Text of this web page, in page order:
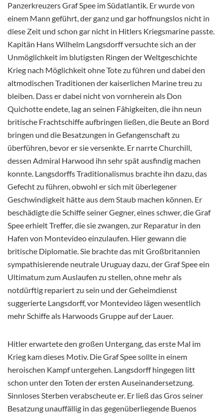
Panzerkreuzers Graf Spee im Südatlantik. Er wurde von
einem Mann geführt, der ganz und gar hoffnungslos nicht in
diese Zeit und schon gar nicht in Hitlers Kriegsmarine passte.
Kapitän Hans Wilhelm Langsdorff versuchte sich an der
Unmöglichkeit im blutigsten Ringen der Weltgeschichte
Krieg nach Möglichkeit ohne Tote zu führen und dabei den
altmodischen Traditionen der kaiserlichen Marine treu zu
bleiben. Dass er dabei nicht von vornherein als Don
Quichotte endete, lag an seinen Fähigkeiten, die ihn neun
britische Frachtschiffe aufbringen ließen, die Beute an Bord
bringen und die Besatzungen in Gefangenschaft zu
überführen, bevor er sie versenkte. Er narrte Churchill,
dessen Admiral Harwood ihn sehr spät ausfindig machen
konnte. Langsdorffs Traditionalismus brachte ihn dazu, das
Gefecht zu führen, obwohl er sich mit überlegener
Geschwindigkeit hätte aus dem Staub machen können. Er
beschädigte die Schiffe seiner Gegner, eines schwer, die Graf
Spee erhielt Treffer, die sie zwangen, zur Reparatur in den
Hafen von Montevideo einzulaufen. Hier gewann die
britische Diplomatie. Sie brachte das mit Großbritannien
sympathisierende neutrale Uruguay dazu, der Graf Spee ein
Ultimatum zum Auslaufen zu stellen, ohne mehr als
notdürftig repariert zu sein und der Geheimdienst
suggerierte Langsdorff, vor Montevideo lägen wesentlich
mehr Schiffe als Harwoods Gruppe auf der Lauer.
Hitler erwartete den großen Untergang, das erste Mal im
Krieg kam dieses Motiv. Die Graf Spee sollte in einem
heroischen Kampf untergehen. Langsdorff hingegen litt
schon unter den Toten der ersten Auseinandersetzung.
Sinnloses Sterben verabscheute er. Er ließ das Gros seiner
Besatzung unauffällig in das gegenüberliegende Buenos